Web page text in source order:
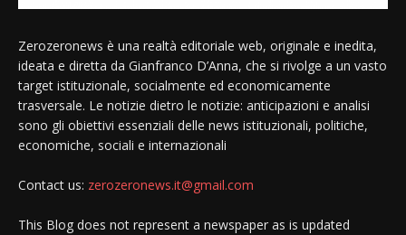
Zerozeronews è una realtà editoriale web, originale e inedita,
ideata e diretta da Gianfranco D’Anna, che si rivolge a un vasto
target istituzionale, socialmente ed economicamente
trasversale. Le notizie dietro le notizie: anticipazioni e analisi
sono gli obiettivi essenziali delle news istituzionali, politiche,
economiche, sociali e internazionali
Contact us: zerozeronews.it@gmail.com
This Blog does not represent a newspaper as is updated